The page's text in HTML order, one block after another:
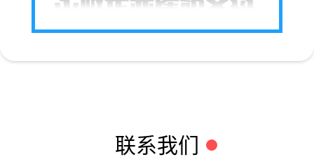
联系我们